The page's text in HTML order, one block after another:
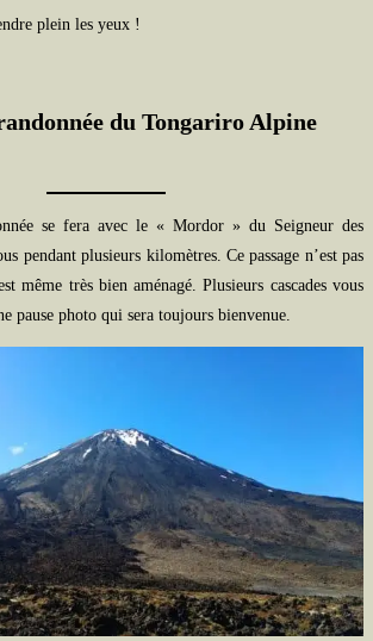
plein les yeux !
du Tongariro Alpine
se fera avec le « Mordor » du Seigneur des
pendant plusieurs kilomètres. Ce passage n’est pas
même très bien aménagé. Plusieurs cascades vous
pause photo qui sera toujours bienvenue.